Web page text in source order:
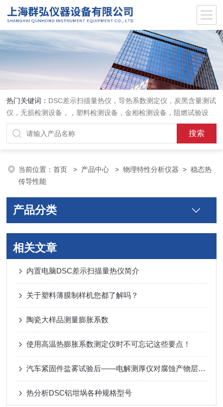
热门关键词： DSC差示扫描量热仪，导热系数测定仪，炭黑含量测试
仪，无损检测设备，，塑料检测设备，金相检测设备，阻燃试验设
备，耐环境老化设备，金属检测设备，量具量仪
当前位置：首页 > 产品中心 >物理特性分析仪器 >稳态热
传导性能
产品分类
相关文章
内置电脑DSC差示扫描量热仪简介
关于塑料薄膜制样机您都了解吗？
陶瓷大样品测量膨胀系数
使用高温热膨胀系数测定仪时不可忘记这些要点！
汽车紧固件盐雾试验后——电解测厚仪对腐蚀产物层的定量分析
热分析DSC铝坩埚各种规格型号